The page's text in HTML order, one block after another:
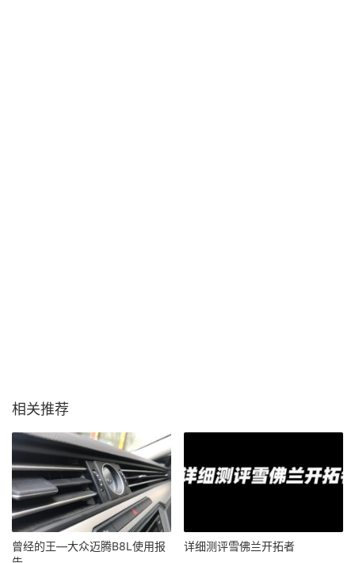
相关推荐
曾经的王—大众迈腾B8L使用报
详细测评雪佛兰开拓者